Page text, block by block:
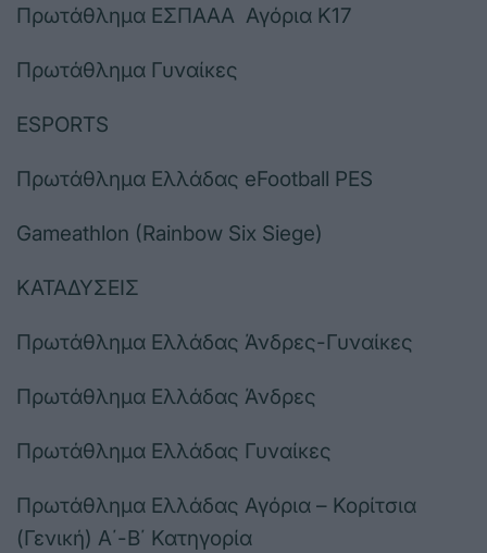
Πρωτάθλημα ΕΣΠΑΑΑ Αγόρια Κ17
Πρωτάθλημα Γυναίκες
ESPORTS
Πρωτάθλημα Ελλάδας eFootball PES
Gameathlon (Rainbow Six Siege)
ΚΑΤΑΔΥΣΕΙΣ
Πρωτάθλημα Ελλάδας Άνδρες-Γυναίκες
Πρωτάθλημα Ελλάδας Άνδρες
Πρωτάθλημα Ελλάδας Γυναίκες
Πρωτάθλημα Ελλάδας Αγόρια – Κορίτσια
(Γενική) Α΄-Β΄ Κατηγορία